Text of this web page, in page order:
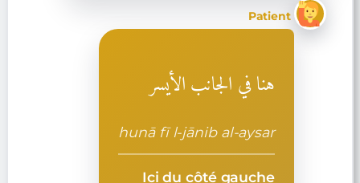
Patient
هنا في الجانب الأيسر
hunā fī l-jānib al-aysar
Ici du côté gauche